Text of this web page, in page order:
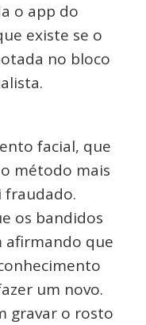
o app do
existe se o
no bloco
facial, que
método mais
fraudado.
os bandidos
afirmando que
um novo.
gravar o rosto